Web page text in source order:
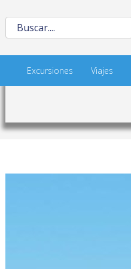
Excursiones Viajes